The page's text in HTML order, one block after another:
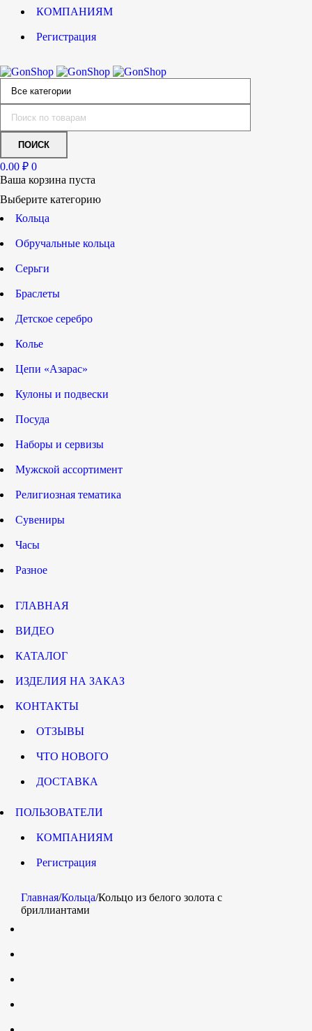
КОМПАНИЯМ
Регистрация
0.00 ₽ 0
Ваша корзина пуста
Выберите категорию
Кольца
Обручальные кольца
Серьги
Браслеты
Детское серебро
Колье
Цепи «Азарас»
Кулоны и подвески
Посуда
Наборы и сервизы
Мужской ассортимент
Религиозная тематика
Сувениры
Часы
Разное
ГЛАВНАЯ
ВИДЕО
КАТАЛОГ
ИЗДЕЛИЯ НА ЗАКАЗ
КОНТАКТЫ
ОТЗЫВЫ
ЧТО НОВОГО
ДОСТАВКА
ПОЛЬЗОВАТЕЛИ
КОМПАНИЯМ
Регистрация
Главная/Кольца/Кольцо из белого золота с
бриллиантами